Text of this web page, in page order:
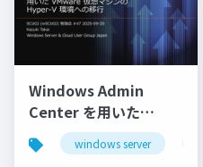
Windows Admin
Center を用いた
VMware 仮想マシンの
Hyper-V 環境への移行
windows server